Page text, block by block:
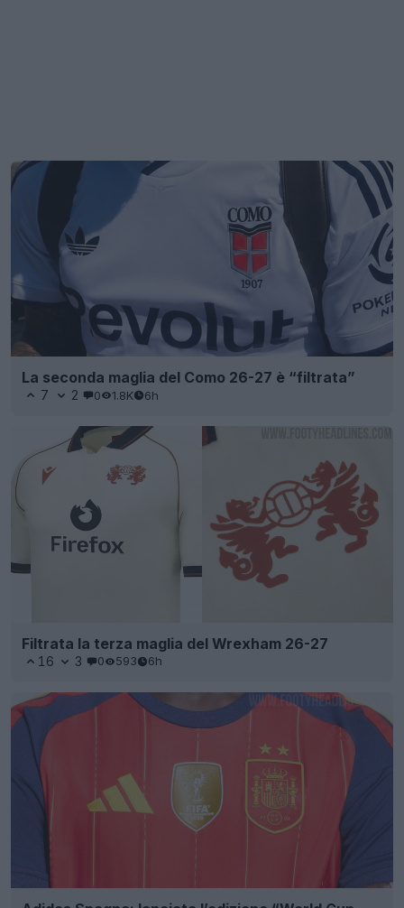
La seconda maglia del Como 26-27 è “filtrata”
7 2 0 1.8K 6h
Filtrata la terza maglia del Wrexham 26-27
16 3 0 593 6h